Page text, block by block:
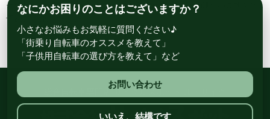
その場合該当部品を着払いにて返送して頂く必要が御座いますので
予めご了承ください。
総合自転車専門店 サイクルスポット ル・サイク
なにかお困りのことはございますか？
小さなお悩みもお気軽に質問ください♪
「街乗り自転車のオススメを教えて」
「子供用自転車の選び方を教えて」など
お問い合わせ
いいえ、結構です